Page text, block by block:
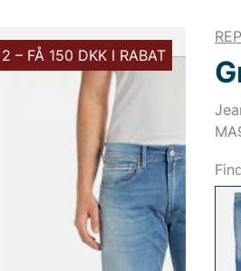
– FÅ 150 DKK I RABAT